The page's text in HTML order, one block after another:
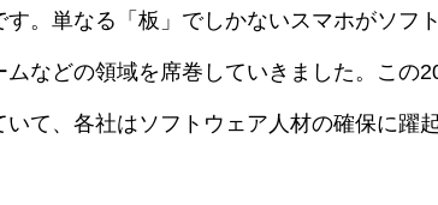
。単なる「板」でしかないスマホがソフ
などの領域を席巻していきました。この
て、各社はソフトウェア人材の確保に躍